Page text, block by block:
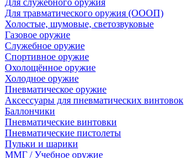
Для служебного оружия
Для травматического оружия (ОООП)
Холостые, шумовые, светозвуковые
Газовое оружие
Служебное оружие
Спортивное оружие
Охолощённое оружие
Холодное оружие
Пневматическое оружие
Аксессуары для пневматических винтовок
Баллончики
Пневматические винтовки
Пневматические пистолеты
Пульки и шарики
ММГ / Учебное оружие